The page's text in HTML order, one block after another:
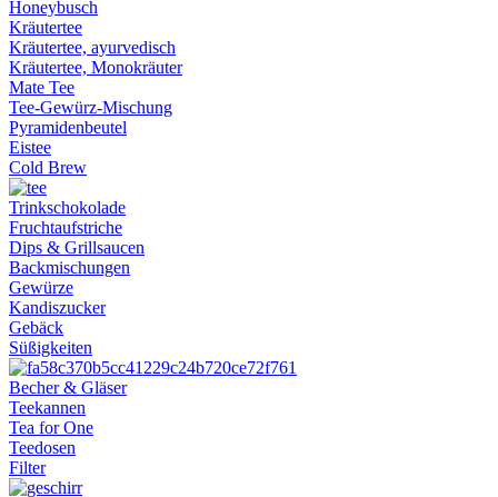
Honeybusch
Kräutertee
Kräutertee, ayurvedisch
Kräutertee, Monokräuter
Mate Tee
Tee-Gewürz-Mischung
Pyramidenbeutel
Eistee
Cold Brew
Trinkschokolade
Fruchtaufstriche
Dips & Grillsaucen
Backmischungen
Gewürze
Kandiszucker
Gebäck
Süßigkeiten
Becher & Gläser
Teekannen
Tea for One
Teedosen
Filter